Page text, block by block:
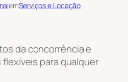
emServiços e Locação
da concorrência e
para qualquer